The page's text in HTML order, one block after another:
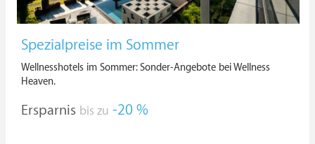
Spezialpreise im Sommer
Wellnesshotels im Sommer: Sonder-Angebote bei Wellness
Heaven.
Ersparnis bis zu -20 %